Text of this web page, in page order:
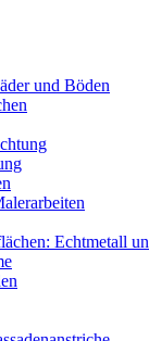
und Böden
Echtmetall